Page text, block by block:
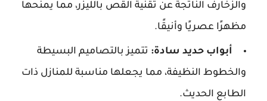
والزخارف الناتجة عن تقنية القص بالليزر، مما يمنحها
مظهرًا عصريًا وأنيقًا.
أبواب حديد سادة: تتميز بالتصاميم البسيطة
والخطوط النظيفة، مما يجعلها مناسبة للمنازل ذات
الطابع الحديث.